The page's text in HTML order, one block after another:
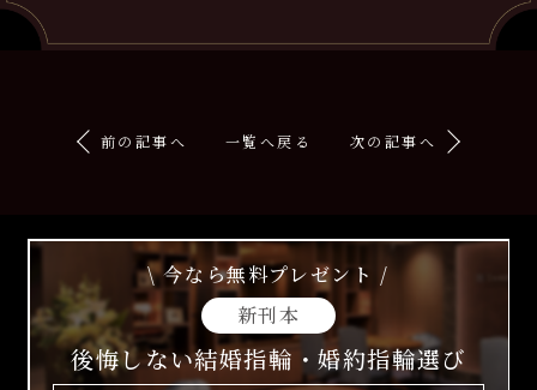
前の記事へ 一覧へ戻る 次の記事へ
\ 今なら無料プレゼント /
新刊本
後悔しない結婚指輪・婚約指輪選び